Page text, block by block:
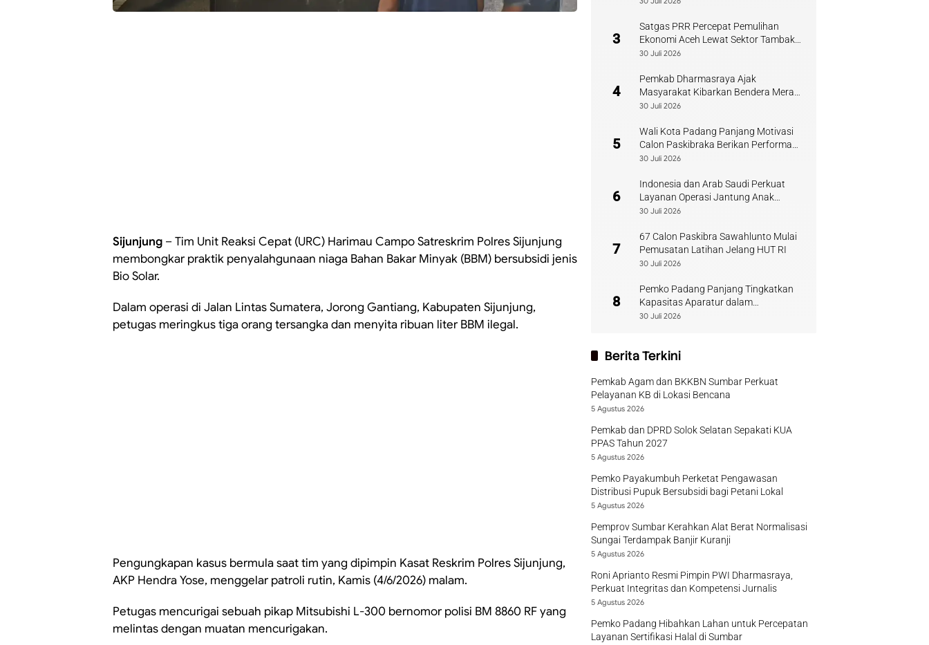
Sijunjung – Tim Unit Reaksi Cepat (URC) Harimau Campo Satreskrim Polres Sijunjung
membongkar praktik penyalahgunaan niaga Bahan Bakar Minyak (BBM) bersubsidi jenis
Bio Solar.
Dalam operasi di Jalan Lintas Sumatera, Jorong Gantiang, Kabupaten Sijunjung,
petugas meringkus tiga orang tersangka dan menyita ribuan liter BBM ilegal.
Pengungkapan kasus bermula saat tim yang dipimpin Kasat Reskrim Polres Sijunjung,
AKP Hendra Yose, menggelar patroli rutin, Kamis (4/6/2026) malam.
Petugas mencurigai sebuah pikap Mitsubishi L-300 bernomor polisi BM 8860 RF yang
melintas dengan muatan mencurigakan.
3
Satgas PRR Percepat Pemulihan
Ekonomi Aceh Lewat Sektor Tambak
Kopi
30 Juli 2026
4
Pemkab Dharmasraya Ajak
Masyarakat Kibarkan Bendera Merah
Putih Sambut HUT RI
30 Juli 2026
5
Wali Kota Padang Panjang Motivasi
Calon Paskibraka Berikan Performa
Terbaik
30 Juli 2026
6
Indonesia dan Arab Saudi Perkuat
Layanan Operasi Jantung Anak
Sumbar
30 Juli 2026
7
67 Calon Paskibra Sawahlunto Mulai
Pemusatan Latihan Jelang HUT RI
30 Juli 2026
8
Pemko Padang Panjang Tingkatkan
Kapasitas Aparatur dalam
Penanganan Pascabencana
30 Juli 2026
Berita Terkini
Pemkab Agam dan BKKBN Sumbar Perkuat
Pelayanan KB di Lokasi Bencana
5 Agustus 2026
Pemkab dan DPRD Solok Selatan Sepakati KUA
PPAS Tahun 2027
5 Agustus 2026
Pemko Payakumbuh Perketat Pengawasan
Distribusi Pupuk Bersubsidi bagi Petani Lokal
5 Agustus 2026
Pemprov Sumbar Kerahkan Alat Berat Normalisasi
Sungai Terdampak Banjir Kuranji
5 Agustus 2026
Roni Aprianto Resmi Pimpin PWI Dharmasraya,
Perkuat Integritas dan Kompetensi Jurnalis
5 Agustus 2026
Pemko Padang Hibahkan Lahan untuk Percepatan
Layanan Sertifikasi Halal di Sumbar